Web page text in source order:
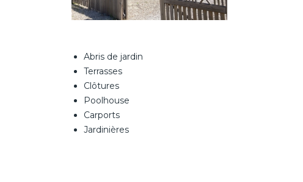
Abris de jardin
Terrasses
Clôtures
Poolhouse
Carports
Jardinières